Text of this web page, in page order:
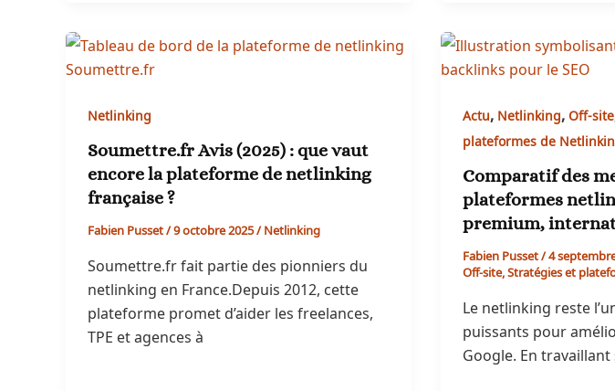
Netlinking
Soumettre.fr Avis (2025) : que vaut
encore la plateforme de netlinking
française ?
Fabien Pusset/9 octobre 2025/Netlinking
Soumettre.fr fait partie des pionniers du
netlinking en France.Depuis 2012, cette
plateforme promet d’aider les freelances,
TPE et agences à
Actu, Netlinking,Off-site
plateformes de
Comparatif des
plateformes
premium,
Fabien Pusset/4
Off-site,Stratégies et
Le netlinking reste
puissants pour
Google. En travaillant